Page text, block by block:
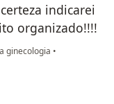
indicarei
organizado!!!!
ginecologia •